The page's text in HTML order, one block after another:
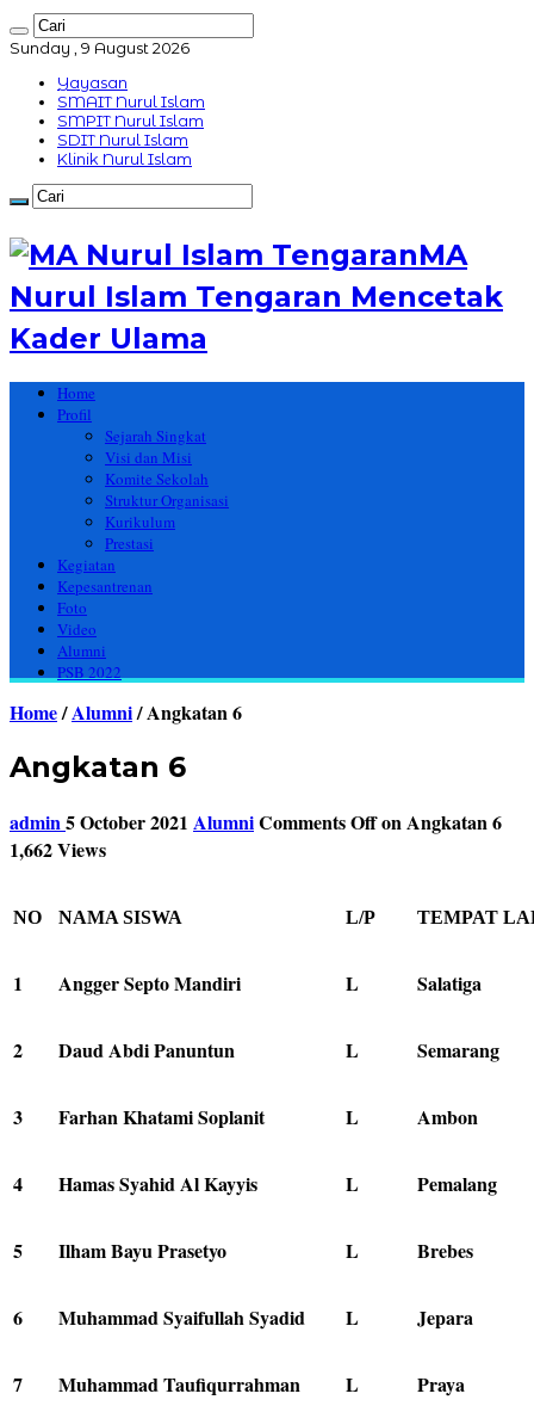
Sunday , 9 August 2026
Yayasan
SMAIT Nurul Islam
SMPIT Nurul Islam
SDIT Nurul Islam
Klinik Nurul Islam
MA
Nurul Islam Tengaran Mencetak
Kader Ulama
Home
Profil
Sejarah Singkat
Visi dan Misi
Komite Sekolah
Struktur Organisasi
Kurikulum
Prestasi
Kegiatan
Kepesantrenan
Foto
Video
Alumni
PSB 2022
Home/Alumni/Angkatan 6
Angkatan 6
admin5 October 2021 AlumniComments Offon Angkatan 6
1,662 Views
NO NAMA SISWA L/P TEMPAT
1 Angger Septo Mandiri L Salatiga
2 Daud Abdi Panuntun L Semarang
3 Farhan Khatami Soplanit L Ambon
4 Hamas Syahid Al Kayyis L Pemalang
5 Ilham Bayu Prasetyo L Brebes
6 Muhammad Syaifullah Syadid L Jepara
7 Muhammad Taufiqurrahman L Praya